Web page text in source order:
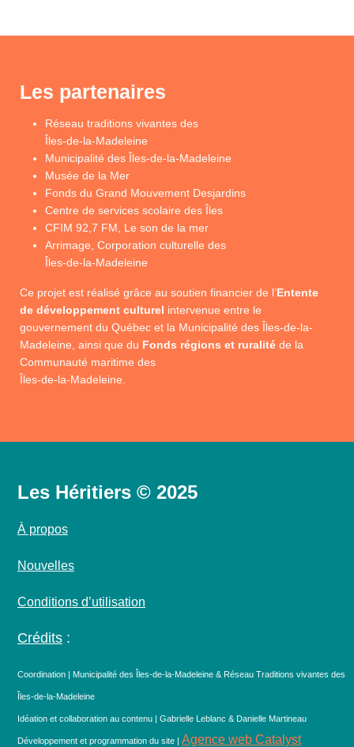
Les partenaires
Réseau traditions vivantes des
Îles-de-la-Madeleine
Municipalité des Îles-de-la-Madeleine
Musée de la Mer
Fonds du Grand Mouvement Desjardins
Centre de services scolaire des Îles
CFIM 92,7 FM, Le son de la mer
Arrimage, Corporation culturelle des
Îles-de-la-Madeleine
Ce projet est réalisé grâce au soutien financier de l’Entente
de développement culturel intervenue entre le
gouvernement du Québec et la Municipalité des Îles-de-la-
Madeleine, ainsi que du Fonds régions et ruralité de la
Communauté maritime des
Îles-de-la-Madeleine.
Les Héritiers © 2025
À propos
Nouvelles
Conditions d’utilisation
Crédits :
Coordination | Municipalité des Îles-de-la-Madeleine & Réseau Traditions vivantes des
Îles-de-la-Madeleine
Idéation et collaboration au contenu | Gabrielle Leblanc & Danielle Martineau
Développement et programmation du site | Agence web Catalyst